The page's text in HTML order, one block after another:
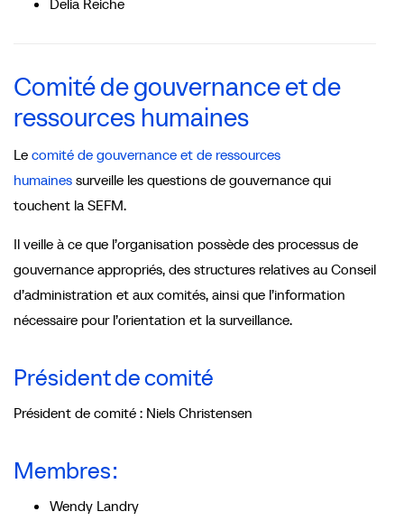
Delia Reiche
Comité de gouvernance et de
ressources humaines
Le comité de gouvernance et de ressources
humaines surveille les questions de gouvernance qui
touchent la SEFM.
Il veille à ce que l’organisation possède des processus de
gouvernance appropriés, des structures relatives au Conseil
d’administration et aux comités, ainsi que l’information
nécessaire pour l’orientation et la surveillance.
Président de comité
Président de comité : Niels Christensen
Membres :
Wendy Landry